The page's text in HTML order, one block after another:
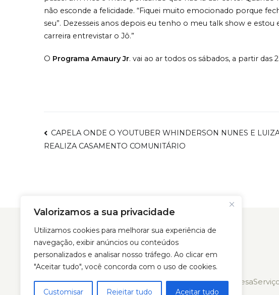
Valorizamos a sua privacidade
Utilizamos cookies para melhorar sua experiência de
navegação, exibir anúncios ou conteúdos
personalizados e analisar nosso tráfego. Ao clicar em
"Aceitar tudo", você concorda com o uso de cookies.
Customisar Rejeitar tudo Aceitar tudo
não esconde a felicidade. “Fiquei muito emocionado porque
seu”. Dezesseis anos depois eu tenho o meu talk show e
carreira entrevistar o Jô.”
O Programa Amaury Jr. vai ao ar todos os sábados, a partir das
Navegação
CAPELA ONDE O YOUTUBER WHINDERSON NUNES E
REALIZA CASAMENTO COMUNITÁRIO
HomeA Empresa